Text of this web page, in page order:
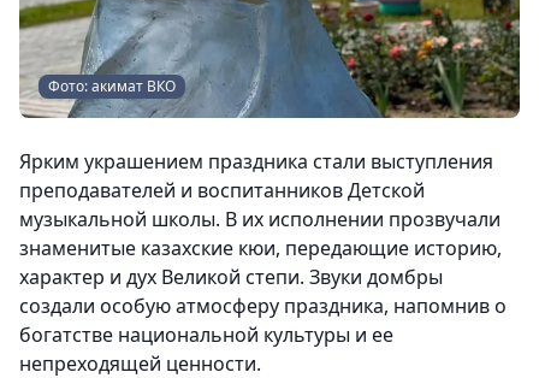
Фото: акимат ВКО
Ярким украшением праздника стали выступления
преподавателей и воспитанников Детской
музыкальной школы. В их исполнении прозвучали
знаменитые казахские кюи, передающие историю,
характер и дух Великой степи. Звуки домбры
создали особую атмосферу праздника, напомнив о
богатстве национальной культуры и ее
непреходящей ценности.